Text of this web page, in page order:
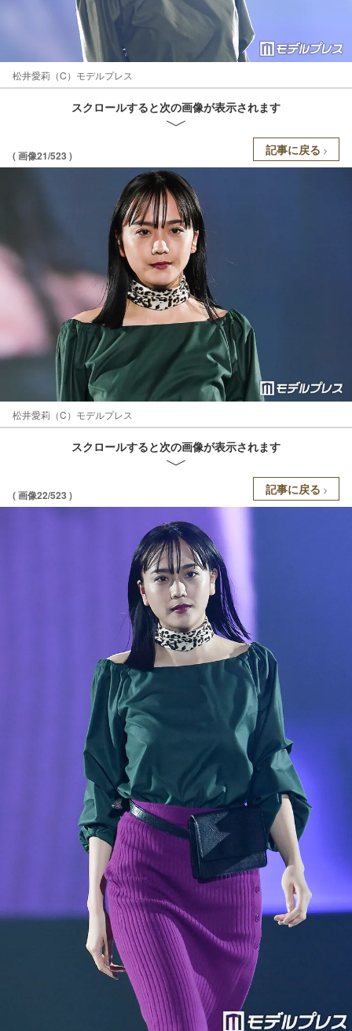
松井愛莉（C）モデルプレス
スクロールすると次の画像が表示されます
( 画像21/523 ) 記事に戻る
松井愛莉（C）モデルプレス
スクロールすると次の画像が表示されます
( 画像22/523 ) 記事に戻る